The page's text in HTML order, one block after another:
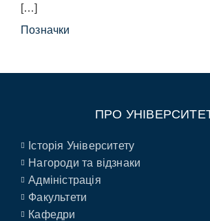
[…]
Позначки
ПРО
Історія Університету
Нагороди та відзнаки
Адміністрація
Факультети
Кафедри